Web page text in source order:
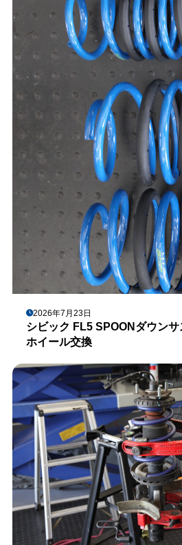
2026年7月23日
シビック FL5 SPOONダウン
ホイール交換